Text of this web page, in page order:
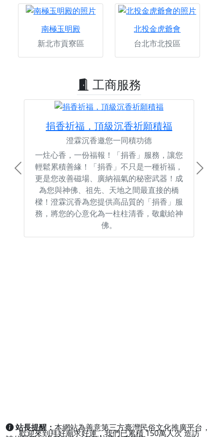
南極玉明殿
新北市貢寮區
北投金虎爺會
台北市北投區
工商服務
捐香祈福，頂級沉香祈願積福
澄霖沉香邀您一同積功德
一炷心香，一份福報！「捐香」服務，讓您
輕鬆累積善緣！「捐香」不只是一種祈福，
更是您改善磁場、廣納福氣的秘密武器！成
為您與神佛、祖先、天地之間最直接的橋
樑！澄霖沉香為您提供高品質的「捐香」服
務，將您的心意化為一柱柱清香，敬獻給神
佛。
Previous Next
站長提醒：本網站為善意第三方臺灣民俗文化推廣平台，
歡迎來到拜好廟求好運，我們已累積150萬人次造訪